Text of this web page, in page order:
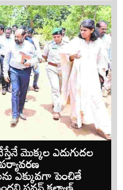
మొక్కల ఎదుగుదల
ఎక్కువగా పెంచితే